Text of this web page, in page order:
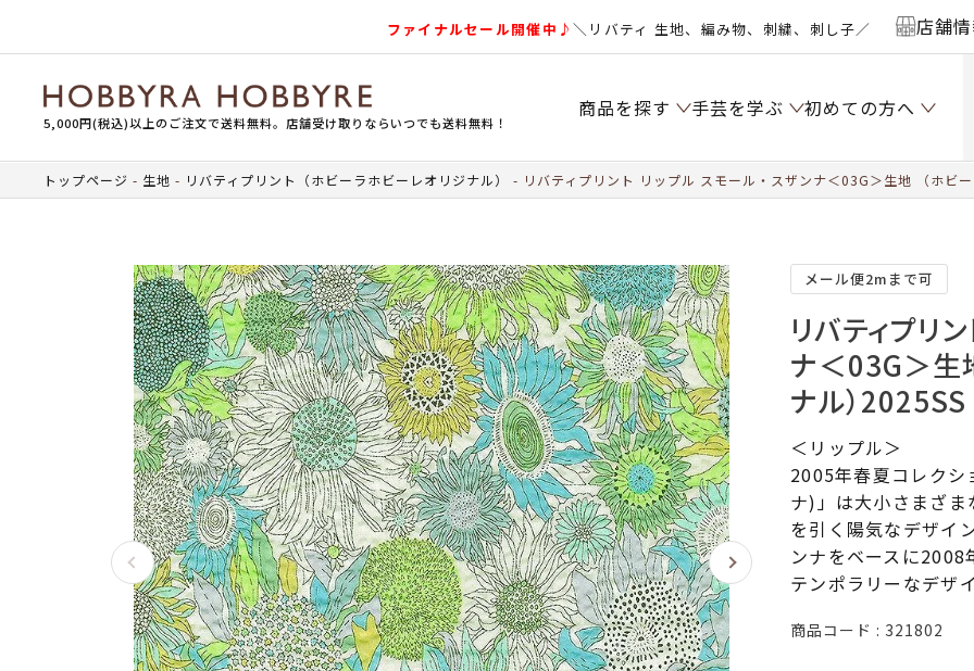
ファイナルセール開催中♪＼リバティ 生地、編み物、刺繍、刺し子／ 店舗
5,000円(税込)以上のご注文で送料無料。店舗受け取りならいつでも送料無料！
商品を探す 手芸を学ぶ 初めての方へ
トップページ 生地 リバティプリント（ホビーラホビーレオリジナル） リバティプリント リップル スモール・スザンナ＜03G＞生地 （ホビ
メール便2mまで可
リバティプリ
ナ＜03G＞生
ナル）2025SS
＜リップル＞
2005年春夏コレク
ナ)」は大小さまざま
を引く陽気なデザイ
ンナをベースに2008
テンポラリーなデザ
商品コード 321802